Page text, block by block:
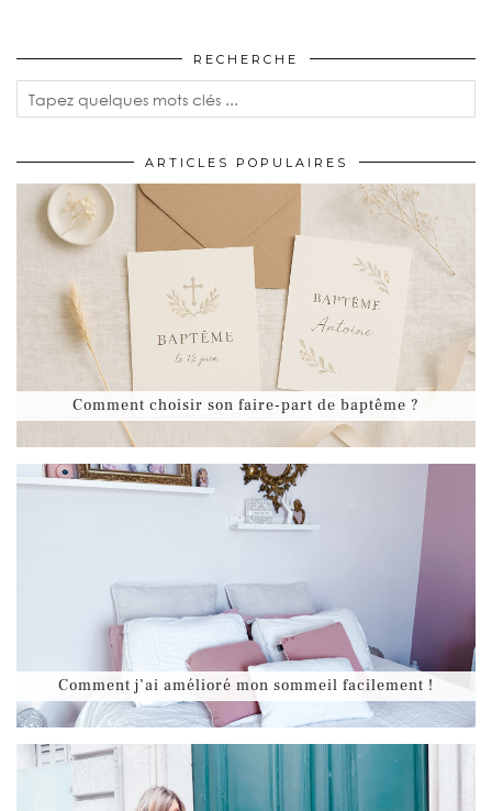
RECHERCHE
ARTICLES POPULAIRES
Comment choisir son faire-part de baptême ?
Comment j’ai amélioré mon sommeil facilement !